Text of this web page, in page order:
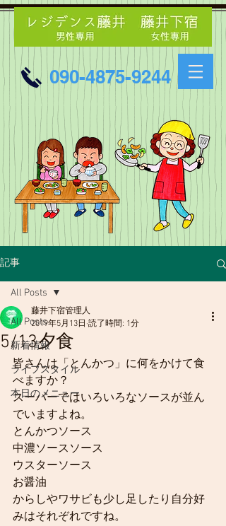
090-4875-9244
記事
All Posts
新着情報
ライフスタイル
本日のメニュー
All Posts
5/13夕食
藤井下宿管理人
2019年5月13日 読了時間: 1分
皆さんは「とんかつ」に何をかけて食
べますか？
スーパーではいろいろなソースが並ん
でいますよね。
とんかつソース
中濃ソースソース
ウスターソース
お醤油
からしやワサビも少し足したり自分好
みはそれぞれですね。